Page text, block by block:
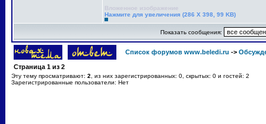
Вложенное изображение
Нажмите для увеличения (286 X 398, 99 KB)
Показать сообщения:
Список форумов www.beledi.ru ->
Страница 1 из 2
Эту тему просматривают: 2 , из них зарегистрированных: 0, скрытых: 0 и гостей: 2
Зарегистрированные пользователи: Нет